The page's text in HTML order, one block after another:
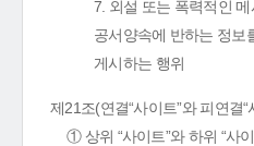
7. 외설 또는 폭력적인
공서양속에 반하는 정보
게시하는 행위
제21조(연결“사이트”와 피연결“
① 상위 “사이트”와 하위 “사